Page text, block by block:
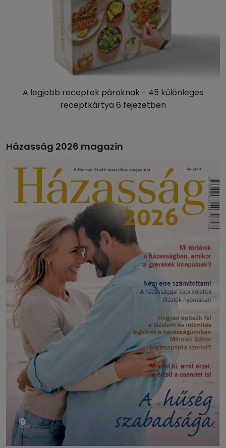
A legjobb receptek pároknak - 45 különleges
receptkártya 6 fejezetben
Házasság 2026 magazin